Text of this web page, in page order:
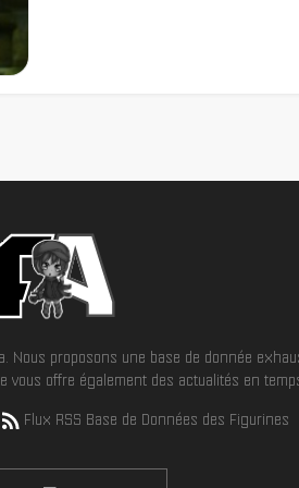
proposons une base de donnée
offre également des actualités en
Flux RSS Base de Données des Figurines